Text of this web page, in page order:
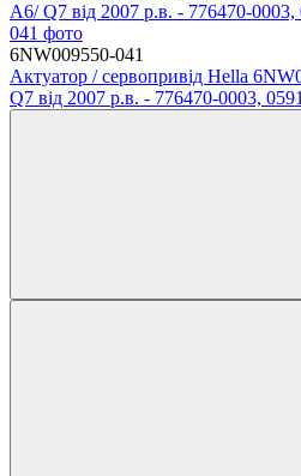
6NW009550-041
Актуатор / сервопривід Hella
Q7 від 2007 р.в. - 776470-0003,